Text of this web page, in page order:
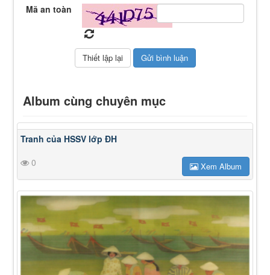
Mã an toàn
Album cùng chuyên mục
Tranh của HSSV lớp ĐH
0
Xem Album